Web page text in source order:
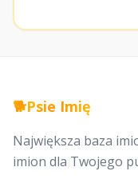
🐕Psie Imię
Największa baza
imion dla Twojego